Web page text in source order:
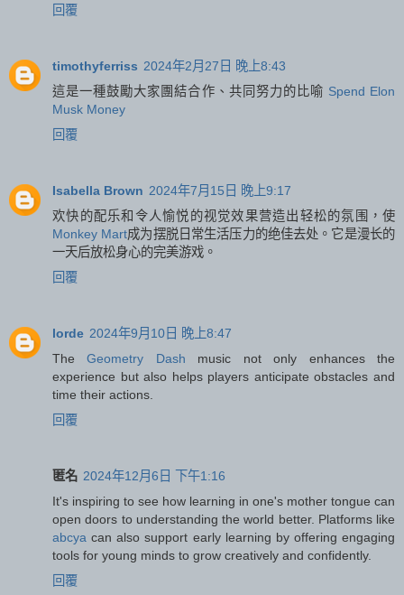
回覆
timothyferriss 2024年2月27日 晚上8:43
這是一種鼓勵大家團結合作、共同努力的比喻 Spend Elon
Musk Money
回覆
Isabella Brown 2024年7月15日 晚上9:17
欢快的配乐和令人愉悦的视觉效果营造出轻松的氛围，使
Monkey Mart成为摆脱日常生活压力的绝佳去处。它是漫长的
一天后放松身心的完美游戏。
回覆
lorde 2024年9月10日 晚上8:47
TheGeometry Dash music not only enhances the
experience but also helps players anticipate obstacles and
time their actions.
回覆
匿名 2024年12月6日 下午1:16
It's inspiring to see how learning in one's mother tongue can
open doors to understanding the world better. Platforms like
abcya can also support early learning by offering engaging
tools for young minds to grow creatively and confidently.
回覆